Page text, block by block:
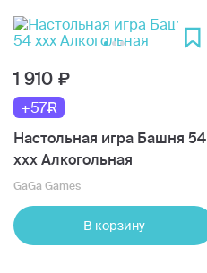
1 910
+57
Настольная игра Башня 54
ххх Алкогольная
GaGa Games
В корзину